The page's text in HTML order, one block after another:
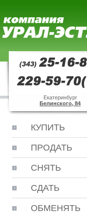
Екатеринбург
Белинского, 84
КУПИТЬ
ПРОДАТЬ
СНЯТЬ
СДАТЬ
ОБМЕНЯТЬ